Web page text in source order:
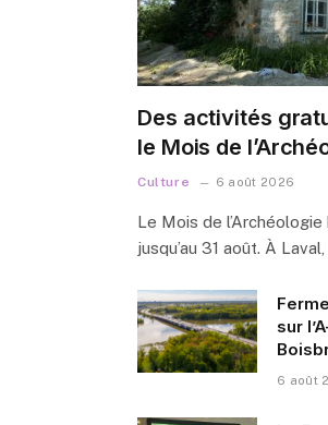
Des activités
le Mois de
Culture 6 août 2026
Le Mois de
jusqu’au 31 août. À
sur
6 août